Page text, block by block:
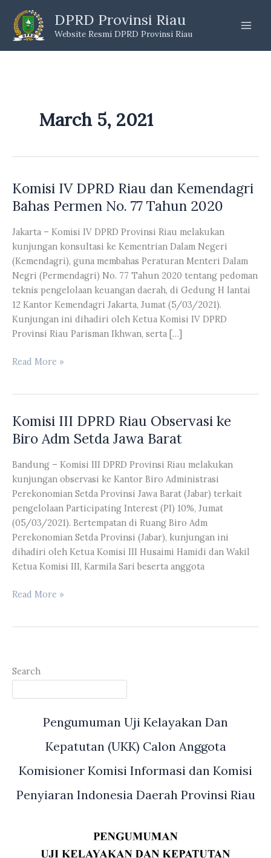
content
DPRD Provinsi Riau
Website Resmi DPRD Provinsi Riau
March 5, 2021
Komisi IV DPRD Riau dan Kemendagri
Bahas Permen No. 77 Tahun 2020
Jakarta – Komisi IV DPRD Provinsi Riau melakukan
kunjungan konsultasi ke Kementrian Dalam Negeri
(Kemendagri), guna membahas Peraturan Menteri Dalam
Negri (Permendagri) No. 77 Tahun 2020 tentang pedoman
teknis pengelolaan keuangan daerah, di Gedung H lantai
12 Kantor Kemendagri Jakarta, Jumat (5/03/2021).
Kunjungan ini dihadiri oleh Ketua Komisi IV DPRD
Provinsi Riau Parisman Ikhwan, serta […]
Komisi
dan
Kemendagri
Permen
No.
77
Tahun
2020
Read More »
Komisi III DPRD Riau Observasi ke
Biro Adm Setda Jawa Barat
Bandung – Komisi III DPRD Provinsi Riau melakukan
kunjungan observasi ke Kantor Biro Administrasi
Perekonomian Setda Provinsi Jawa Barat (Jabar) terkait
pengelolaan Participating Interest (PI) 10%, Jumat
(05/03/2021). Bertempatan di Ruang Biro Adm
Perekonomian Setda Provinsi (Jabar), kunjungan ini
dihadiri oleh Ketua Komisi III Husaimi Hamidi dan Wakil
Ketua Komisi III, Karmila Sari beserta anggota
Komisi
ke
Biro
Adm
Read More »
Search
Pengumuman Uji Kelayakan Dan
Kepatutan (UKK) Calon Anggota
Komisioner Komisi Informasi dan Komisi
Penyiaran Indonesia Daerah Provinsi Riau